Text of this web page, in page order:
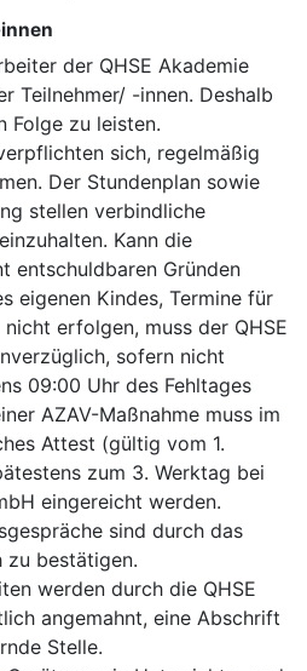
der QHSE Akademie
Teilnehmer/ -innen. Deshalb
Folge zu leisten.
sich, regelmäßig
Der Stundenplan sowie
stellen verbindliche
Kann die
entschuldbaren Gründen
eigenen Kindes, Termine für
erfolgen, muss der QHSE
sofern nicht
09:00 Uhr des Fehltages
AZAV-Maßnahme muss im
Attest (gültig vom 1.
zum 3. Werktag bei
eingereicht werden.
sind durch das
zu bestätigen.
werden durch die QHSE
angemahnt, eine Abschrift
Stelle.